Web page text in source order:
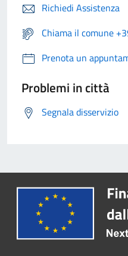
Richiedi Assistenza
Chiama il comune
Prenota un
Problemi in città
Segnala disservizio